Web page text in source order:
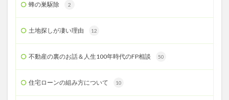
蜂の巣駆除 2
土地探しが凄い理由 12
不動産の裏のお話＆人生100年時代のFP相談 50
住宅ローンの組み方について 10